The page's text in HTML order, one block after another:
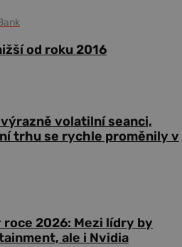
od roku 2016
volatilní seanci,
trhu se rychle proměnily v
2026: Mezi lídry by
ale i Nvidia